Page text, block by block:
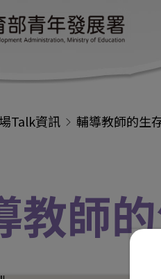
Talk資訊 輔導教師的生
教師